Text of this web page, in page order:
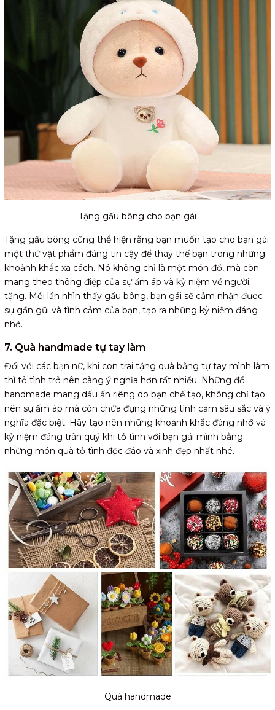
Tặng gấu bông cho bạn gái
Tặng gấu bông cũng thể hiện rằng bạn muốn tạo cho bạn gái
một thứ vật phẩm đáng tin cậy để thay thế bạn trong những
khoảnh khắc xa cách. Nó không chỉ là một món đồ, mà còn
mang theo thông điệp của sự ấm áp và kỷ niệm về người
tặng. Mỗi lần nhìn thấy gấu bông, bạn gái sẽ cảm nhận được
sự gần gũi và tình cảm của bạn, tạo ra những kỷ niệm đáng
nhớ.
7. Quà handmade tự tay làm
Đối với các bạn nữ, khi con trai tặng quà bằng tự tay mình làm
thì tỏ tình trở nên càng ý nghĩa hơn rất nhiều. Những đồ
handmade mang dấu ấn riêng do bạn chế tạo, không chỉ tạo
nên sự ấm áp mà còn chứa đựng những tình cảm sâu sắc và ý
nghĩa đặc biệt. Hãy tạo nên những khoảnh khắc đáng nhớ và
kỷ niệm đáng trân quý khi tỏ tình với bạn gái mình bằng
những món quà tỏ tình độc đáo và xinh đẹp nhất nhé.
Quà handmade